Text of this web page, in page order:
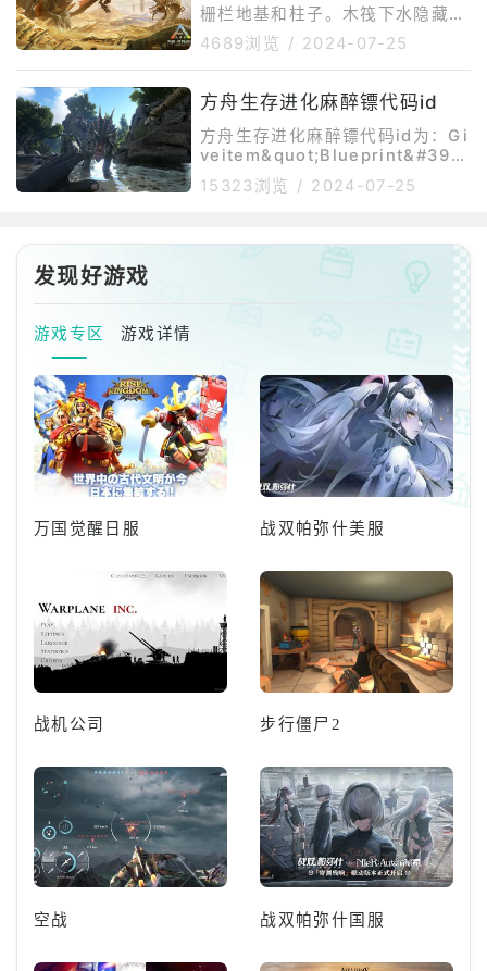
双层洞穴，一层有两个平台可以泊
龙，二层空间较大，还附带一个私
密且单向透明的小空间。下方还有
麝足兽、星尾之类的放那巡逻采集
资源。下面和畸变区域交界处会刷
巨河狸，
栅栏地基和柱子。木筏下水隐藏船
帆，拿一根栅栏地基，尽量放置在
置一圈地基，并且地基的高度比木
筏高（包住木筏）。如果之前摆放
栅栏地基的时候出现了小意外，放
置的不是很正，边缘差一块地基放
不上去，可以在相应位置放置一面
板拆掉，别让它浪费建筑上限。这
些工作做完之后，把原本栅栏地基
4689浏览 / 2024-07-25
方舟生存进化麻醉镖代码id
方舟生存进化麻醉镖代码id为：Gi
veitem&quot;Blueprint&#39;/
Game/PrimalEarth/CoreBluep
rints/Weapons/PrimalItemAm
镖是一种用于眩晕怪物的有用工
具，可以通过使用1个简易步枪子
弹、2个金属锭和3个麻醉药制作
15323浏览 / 2024-07-25
发现好游戏
游戏专区 游戏详情
万国觉醒日服 战双帕弥什美服
战机公司 步行僵尸2
空战 战双帕弥什国服